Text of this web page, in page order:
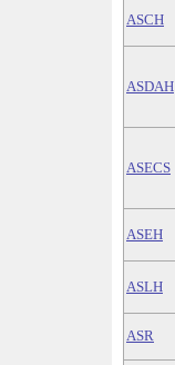
ASCH
ASDAH
ASECS
ASEH
ASLH
ASR